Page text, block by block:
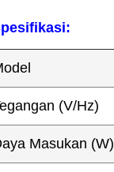
(V/Hz)
Masukan (W)